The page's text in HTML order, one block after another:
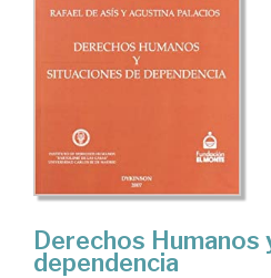
Derechos Humanos
dependencia